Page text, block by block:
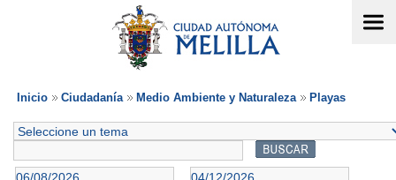
Inicio Ciudadanía Medio Ambiente y Naturaleza Playas